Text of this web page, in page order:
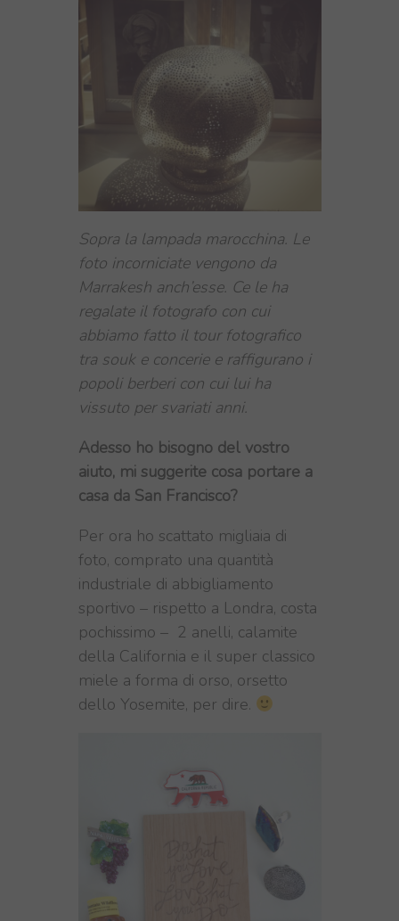
Sopra la lampada marocchina. Le
foto incorniciate vengono da
Marrakesh anch’esse. Ce le ha
regalate il fotografo con cui
abbiamo fatto il tour fotografico
tra souk e concerie e raffigurano i
popoli berberi con cui lui ha
vissuto per svariati anni.
Adesso ho bisogno del vostro
aiuto, mi suggerite cosa portare a
casa da San Francisco?
Per ora ho scattato migliaia di
foto, comprato una quantità
industriale di abbigliamento
sportivo – rispetto a Londra, costa
pochissimo – 2 anelli, calamite
della California e il super classico
miele a forma di orso, orsetto
dello Yosemite, per dire.